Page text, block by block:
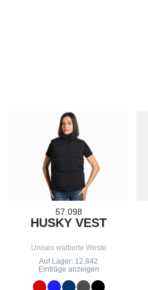
57.098
HUSKY VEST
Unisex wattierte Weste
Auf Lager: 12.842
Einträge anzeigen